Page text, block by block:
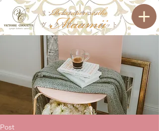
ヴィクトワールシュエット
リンパエステサロン
Post